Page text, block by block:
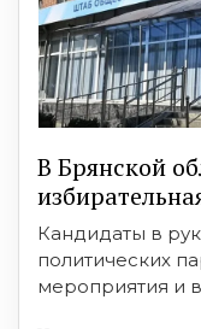
В Брянской
Кандидаты в
политических
мероприятия и